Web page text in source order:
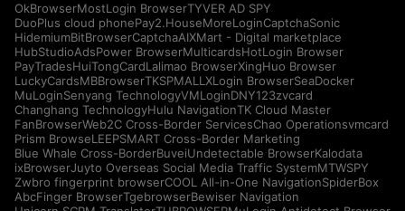
OkBrowserMostLogin BrowserTYVER AD SPY
DuoPlus cloud phonePay2.HouseMoreLoginCaptchaSonic
HidemiumBitBrowserCaptchaAIXMart - Digital marketplace
HubStudioAdsPower BrowserMulticardsHotLogin Browser
PayTradesHuiTongCardLalimao BrowserXingHuo Browser
LuckyCardsMBBrowserTKSPMALLXLogin BrowserSeaDocker
MuLoginSenyang TechnologyVMLoginDNY123zvcard
Changhang TechnologyHulu NavigationTK Cloud Master
FanBrowserWeb2C Cross-Border ServicesChao Operationsvmcard
Prism BrowseLEEPSMART Cross-Border Marketing
Blue Whale Cross-BorderBuveiUndetectable BrowserKalodata
ixBrowserJuyto Overseas Social Media Traffic SystemMTWSPY
Zwbro fingerprint browserCOOL All-in-One NavigationSpiderBox
AbcFinger BrowserTgebrowserBewiser Navigation